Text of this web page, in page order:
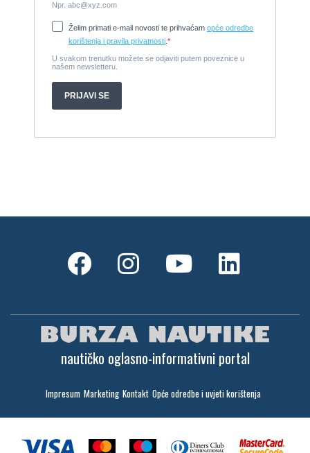
nautičko oglasno-informativni portal
Impresum Marketing Kontakt Opće odredbe i uvjeti korištenja